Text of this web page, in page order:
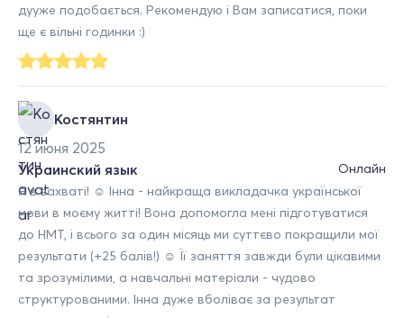
дууже подобається. Рекомендую і Вам записатися, поки
ще є вільні годинки :)
Костянтин
12 июня 2025
Онлайн
Украинский язык
Я в захваті! ☺️ Інна - найкраща викладачка української
мови в моєму житті! Вона допомогла мені підготуватися
до НМТ, і всього за один місяць ми суттєво покращили мої
результати (+25 балів!) ☺️ Її заняття завжди були цікавими
та зрозумілими, а навчальні матеріали - чудово
структурованими. Інна дуже вболіває за результат